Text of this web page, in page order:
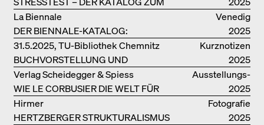
DEUTSCHEN PAVILLON IN VENEDIG
Venedig
DER BIENNALE-KATALOG:
INTELLIGENS. NATURAL. ARTIFICIAL.
COLLECTIVE
La Biennale
2025
Kurznotizen
BUCHVORSTELLUNG UND
PODIUMSDISKUSSION FREI OTTO
31.5.2025, TU-Bibliothek Chemnitz
2025
Ausstellungs­
kataloge
WIE LE CORBUSIER DIE WELT FÜR
SICH ORDNET
Verlag Scheidegger & Spiess
2025
Fotografie
HERTZBERGER STRUKTURALISMUS
Hirmer
2025